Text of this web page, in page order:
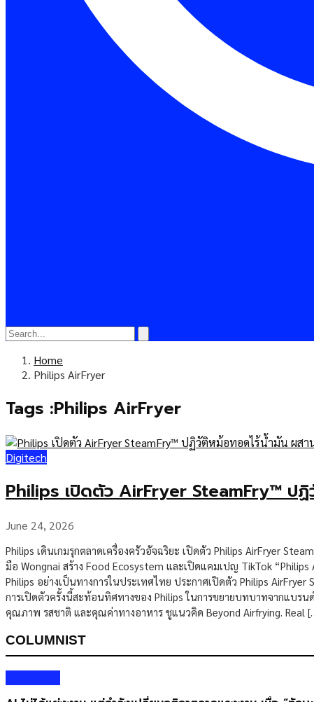
Home
Philips AirFryer
Tags :Philips AirFryer
Digitech
Philips เปิดตัว AirFryer SteamFry™ ป
June 24, 2026
Philips เดินเกมรุกตลาดเครื่องครัวอัจฉริยะ เปิดตัว Philips AirFryer
มือ Wongnai สร้าง Food Ecosystem และเปิดแคมเปญ TikTok
Philips อย่างเป็นทางการในประเทศไทย ประกาศเปิดตัว Philips
การเปิดตัวครั้งนี้สะท้อนทิศทางของ Philips ในการขยายบทบาทจากแบร
คุณภาพ รสชาติ และคุณค่าทางอาหาร ชูแนวคิด Beyond Airfrying. Real
COLUMNIST